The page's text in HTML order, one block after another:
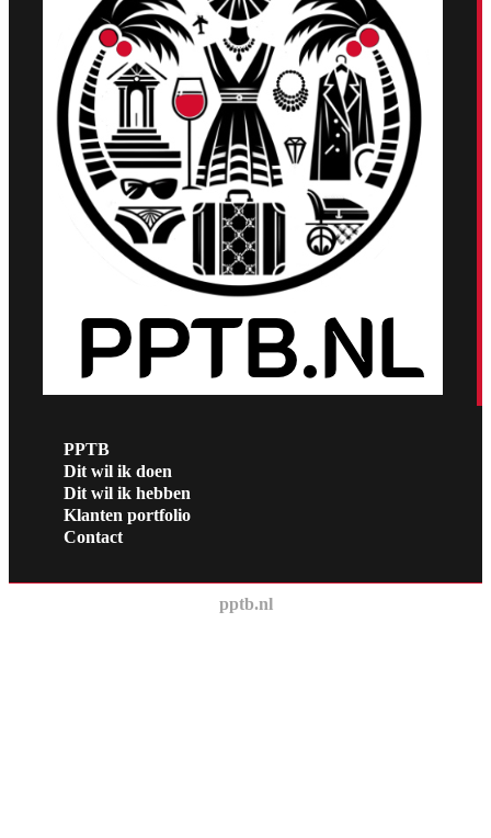
PPTB
Dit wil ik doen
Dit wil ik hebben
Klanten portfolio
Contact
pptb.nl